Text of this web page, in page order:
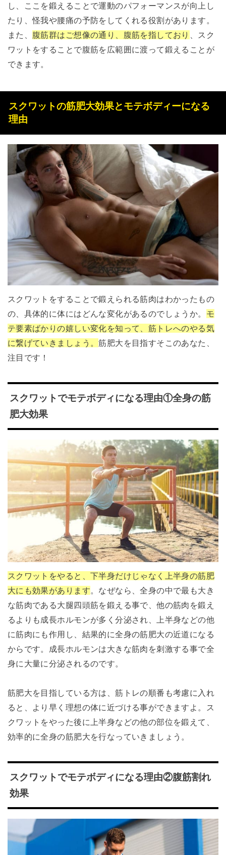
し、ここを鍛えることで運動のパフォーマンスが向上し
たり、怪我や腰痛の予防をしてくれる役割があります。
また、 腹筋群はご想像の通り、腹筋を指しており
、スク
ワットをすることで腹筋を広範囲に渡って鍛えることが
できます。
スクワットの筋肥大効果とモテボディーになる
理由
スクワットをすることで鍛えられる筋肉はわかったもの
の、具体的に体にはどんな変化があるのでしょうか。 モ
テ要素ばかりの嬉しい変化を知って、筋トレへのやる気
に繋げていきましょう。筋肥大を目指すそこのあなた、
注目です！
スクワットでモテボディになる理由①全身の筋
肥大効果
スクワットをやると、下半身だけじゃなく上半身の筋肥
大にも効果があります。なぜなら、全身の中で最も大き
な筋肉である大腿四頭筋を鍛える事で、他の筋肉を鍛え
るよりも成長ホルモンが多く分泌され、上半身などの他
に筋肉にも作用し、結果的に全身の筋肥大の近道になる
からです。成長ホルモンは大きな筋肉を刺激する事で全
身に大量に分泌されるのです。
筋肥大を目指している方は、筋トレの順番も考慮に入れ
ると、より早く理想の体に近づける事ができますよ。ス
クワットをやった後に上半身などの他の部位を鍛えて、
効率的に全身の筋肥大を行なっていきましょう。
スクワットでモテボディになる理由②腹筋割れ
効果